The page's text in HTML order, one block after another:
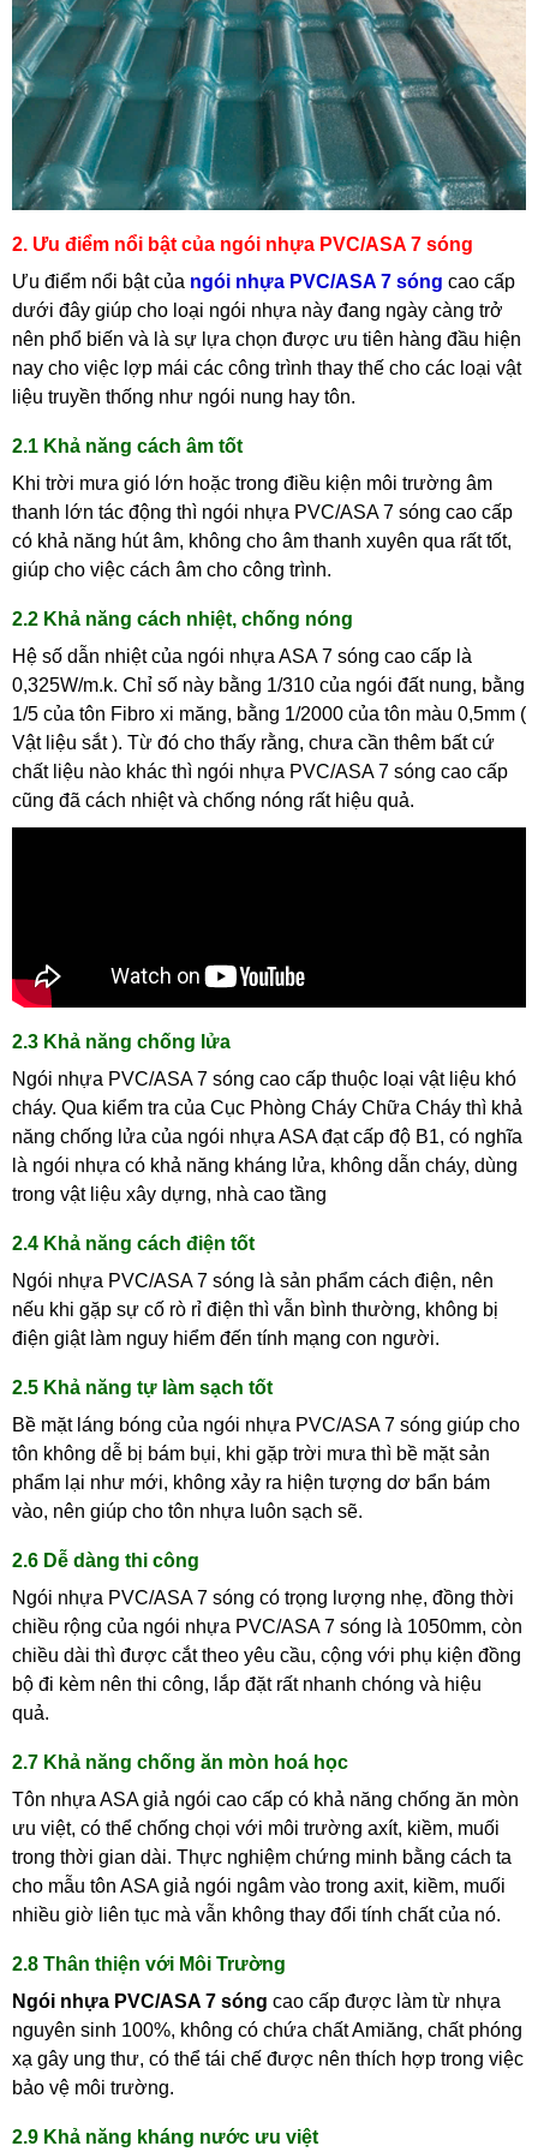
2. Ưu điểm nổi bật của ngói nhựa PVC/ASA 7 sóng
Ưu điểm nổi bật của ngói nhựa PVC/ASA 7 sóng cao cấp
dưới đây giúp cho loại ngói nhựa này đang ngày càng trở
nên phổ biến và là sự lựa chọn được ưu tiên hàng đầu hiện
nay cho việc lợp mái các công trình thay thế cho các loại vật
liệu truyền thống như ngói nung hay tôn.
2.1 Khả năng cách âm tốt
Khi trời mưa gió lớn hoặc trong điều kiện môi trường âm
thanh lớn tác động thì ngói nhựa PVC/ASA 7 sóng cao cấp
có khả năng hút âm, không cho âm thanh xuyên qua rất tốt,
giúp cho việc cách âm cho công trình.
2.2 Khả năng cách nhiệt, chống nóng
Hệ số dẫn nhiệt của ngói nhựa ASA 7 sóng cao cấp là
0,325W/m.k. Chỉ số này bằng 1/310 của ngói đất nung, bằng
1/5 của tôn Fibro xi măng, bằng 1/2000 của tôn màu 0,5mm (
Vật liệu sắt ). Từ đó cho thấy rằng, chưa cần thêm bất cứ
chất liệu nào khác thì ngói nhựa PVC/ASA 7 sóng cao cấp
cũng đã cách nhiệt và chống nóng rất hiệu quả.
2.3 Khả năng chống lửa
Ngói nhựa PVC/ASA 7 sóng cao cấp thuộc loại vật liệu khó
cháy. Qua kiểm tra của Cục Phòng Cháy Chữa Cháy thì khả
năng chống lửa của ngói nhựa ASA đạt cấp độ B1, có nghĩa
là ngói nhựa có khả năng kháng lửa, không dẫn cháy, dùng
trong vật liệu xây dựng, nhà cao tầng
2.4 Khả năng cách điện tốt
Ngói nhựa PVC/ASA 7 sóng là sản phẩm cách điện, nên
nếu khi gặp sự cố rò rỉ điện thì vẫn bình thường, không bị
điện giật làm nguy hiểm đến tính mạng con người.
2.5 Khả năng tự làm sạch tốt
Bề mặt láng bóng của ngói nhựa PVC/ASA 7 sóng giúp cho
tôn không dễ bị bám bụi, khi gặp trời mưa thì bề mặt sản
phẩm lại như mới, không xảy ra hiện tượng dơ bẩn bám
vào, nên giúp cho tôn nhựa luôn sạch sẽ.
2.6 Dễ dàng thi công
Ngói nhựa PVC/ASA 7 sóng có trọng lượng nhẹ, đồng thời
chiều rộng của ngói nhựa PVC/ASA 7 sóng là 1050mm, còn
chiều dài thì được cắt theo yêu cầu, cộng với phụ kiện đồng
bộ đi kèm nên thi công, lắp đặt rất nhanh chóng và hiệu
quả.
2.7 Khả năng chống ăn mòn hoá học
Tôn nhựa ASA giả ngói cao cấp có khả năng chống ăn mòn
ưu việt, có thể chống chọi với môi trường axít, kiềm, muối
trong thời gian dài. Thực nghiệm chứng minh bằng cách ta
cho mẫu tôn ASA giả ngói ngâm vào trong axit, kiềm, muối
nhiều giờ liên tục mà vẫn không thay đổi tính chất của nó.
2.8 Thân thiện với Môi Trường
Ngói nhựa PVC/ASA 7 sóng cao cấp được làm từ nhựa
nguyên sinh 100%, không có chứa chất Amiăng, chất phóng
xạ gây ung thư, có thể tái chế được nên thích hợp trong việc
bảo vệ môi trường.
2.9 Khả năng kháng nước ưu việt